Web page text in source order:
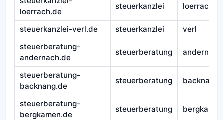
loerrach.de
steuerkanzlei loerrach
steuerkanzlei-verl.de steuerkanzlei
verl
steuerberatung-
andernach.de
steuerberatung andernach
steuerberatung-
backnang.de
steuerberatung backnang
steuerberatung-
bergkamen.de
steuerberatung bergkamen